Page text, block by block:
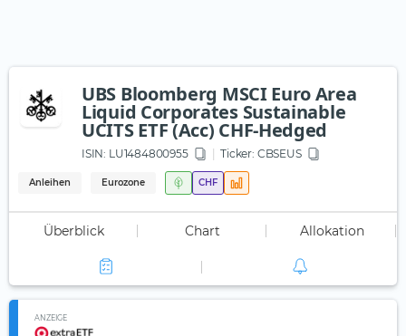
UBS Bloomberg MSCI Euro Area
Liquid Corporates Sustainable
UCITS ETF (Acc) CHF-Hedged
ISIN: LU1484800955 Ticker: CBSEUS
Anleihen Eurozone CHF
Überblick Chart Allokation
ANZEIGE